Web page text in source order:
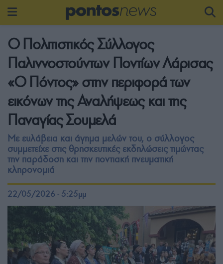
Ο Πολιτιστικός Σύλλογος
Παλιννοστούντων Ποντίων Λάρισας
«Ο Πόντος» στην περιφορά των
εικόνων της Αναλήψεως και της
Παναγίας Σουμελά
Με ευλάβεια και άγημα μελών του, ο σύλλογος
συμμετείχε στις θρησκευτικές εκδηλώσεις τιμώντας
την παράδοση και την ποντιακή πνευματική
κληρονομιά
22/05/2026 - 5:25μμ